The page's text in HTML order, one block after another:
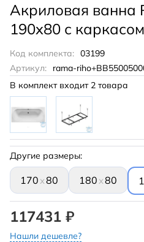
Акриловая ванна
190x80 с каркасом
Код комплекта: 03199
Артикул:
rama-
В комплект входит 2 товара
Другие размеры:
170 x80 180 x80
117431 ₽
Нашли дешевле?